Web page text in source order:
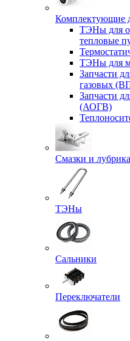
Комплектующие
ТЭНы для
тепловые
ТЭНы для
Запчасти
газовых
Запчасти
(АОГВ)
Смазки и
ТЭНы
Сальники
Переключатели